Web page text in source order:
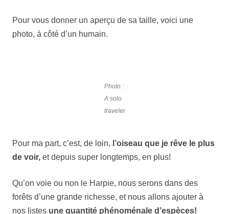
Pour vous donner un aperçu de sa taille, voici une
photo, à côté d’un humain.
Photo :
A solo
traveler
Pour ma part, c’est, de loin, l’oiseau que je rêve le plus
de voir, et depuis super longtemps, en plus!
Qu’on voie ou non le Harpie, nous serons dans des
forêts d’une grande richesse, et nous allons ajouter à
nos listes une quantité phénoménale d’espèces!